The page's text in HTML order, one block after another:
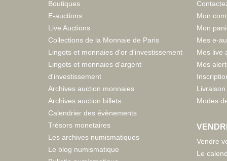
Boutiques
E-auctions
Live Auctions
Collections de la Monnaie de Paris
Lingots et monnaies d'or d'investissement
Lingots et monnaies d'argent
d'investissement
Archives auction monnaies
Archives auction billets
Calendrier des évènements
Trésors monetaires
Les archives numismatiques
Le blog numismatique
Mon
Mon
Mes e-
Mes live
Mes
Modes
Vendre
Le